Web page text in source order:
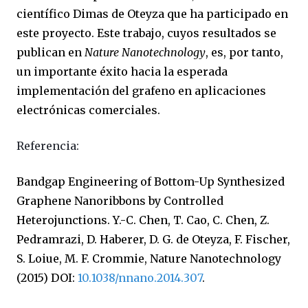
científico Dimas de Oteyza que ha participado en
este proyecto. Este trabajo, cuyos resultados se
publican en Nature Nanotechnology, es, por tanto,
un importante éxito hacia la esperada
implementación del grafeno en aplicaciones
electrónicas comerciales.
Referencia:
Bandgap Engineering of Bottom-Up Synthesized
Graphene Nanoribbons by Controlled
Heterojunctions. Y.-C. Chen, T. Cao, C. Chen, Z.
Pedramrazi, D. Haberer, D. G. de Oteyza, F. Fischer,
S. Loiue, M. F. Crommie, Nature Nanotechnology
(2015) DOI: 10.1038/nnano.2014.307.